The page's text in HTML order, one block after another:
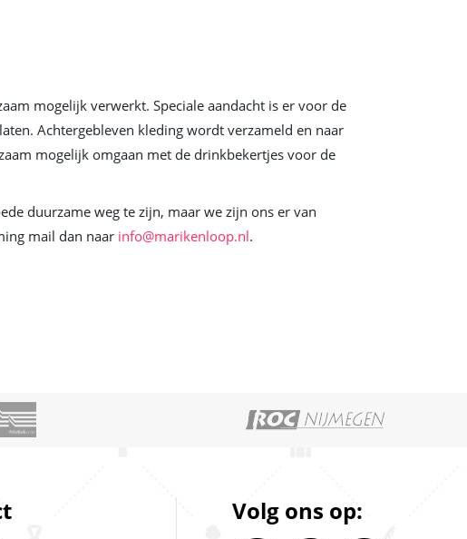
mogelijk verwerkt. Speciale aandacht is er voor de
Achtergebleven kleding wordt verzameld en naar
mogelijk omgaan met de drinkbekertjes voor de
duurzame weg te zijn, maar we zijn ons er van
mail dan naar info@marikenloop.nl.
Volg ons op: